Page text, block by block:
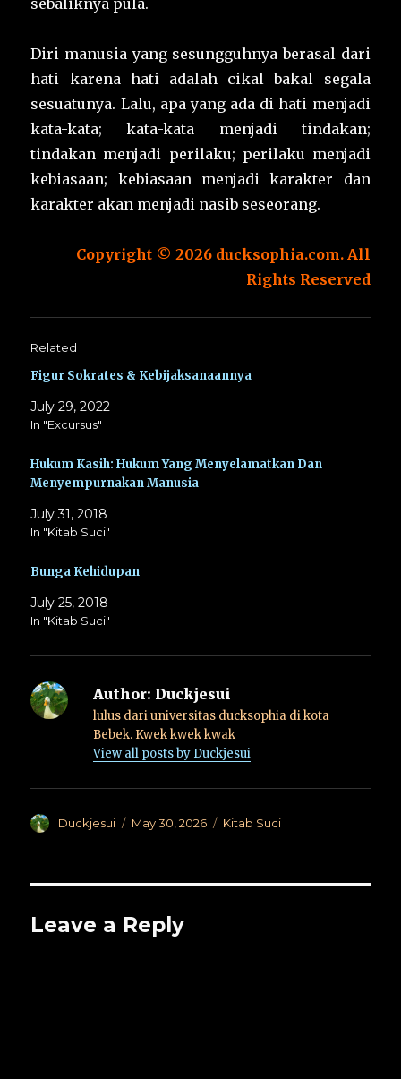
sebaliknya pula.
Diri manusia yang sesungguhnya berasal dari
hati karena hati adalah cikal bakal segala
sesuatunya. Lalu, apa yang ada di hati menjadi
kata-kata; kata-kata menjadi tindakan;
tindakan menjadi perilaku; perilaku menjadi
kebiasaan; kebiasaan menjadi karakter dan
karakter akan menjadi nasib seseorang.
Copyright © 2026 ducksophia.com. All
Rights Reserved
Related
Figur Sokrates & Kebijaksanaannya
July 29, 2022
In "Excursus"
Hukum Kasih: Hukum Yang Menyelamatkan Dan
Menyempurnakan Manusia
July 31, 2018
In "Kitab Suci"
Bunga Kehidupan
July 25, 2018
In "Kitab Suci"
Author: Duckjesui
lulus dari universitas ducksophia di kota
Bebek. Kwek kwek kwak
View all posts by Duckjesui
Author
Duckjesui
Posted
May 30, 2026 Categories
Kitab Suci
Leave a Reply